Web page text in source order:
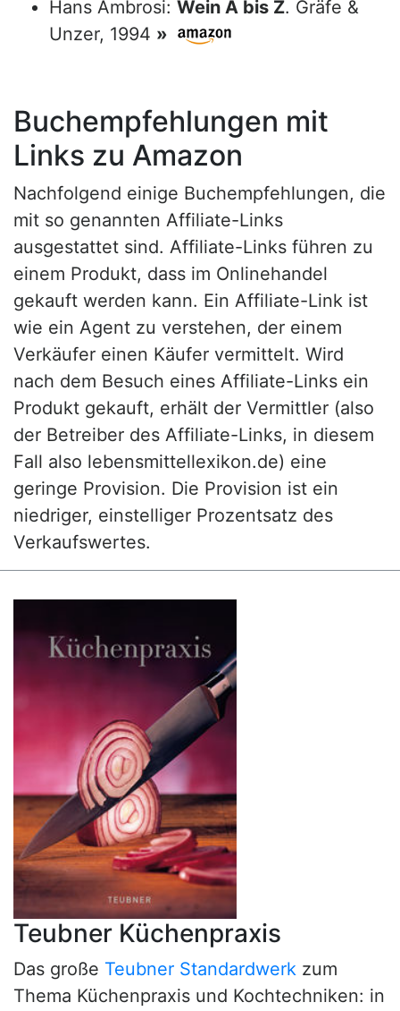
Hans Ambrosi: Wein A bis Z. Gräfe &
Unzer, 1994 »
Buchempfehlungen mit
Links zu Amazon
Nachfolgend einige Buchempfehlungen, die
mit so genannten Affiliate-Links
ausgestattet sind. Affiliate-Links führen zu
einem Produkt, dass im Onlinehandel
gekauft werden kann. Ein Affiliate-Link ist
wie ein Agent zu verstehen, der einem
Verkäufer einen Käufer vermittelt. Wird
nach dem Besuch eines Affiliate-Links ein
Produkt gekauft, erhält der Vermittler (also
der Betreiber des Affiliate-Links, in diesem
Fall also lebensmittellexikon.de) eine
geringe Provision. Die Provision ist ein
niedriger, einstelliger Prozentsatz des
Verkaufswertes.
Teubner Küchenpraxis
Das große Teubner Standardwerk zum
Thema Küchenpraxis und Kochtechniken: in